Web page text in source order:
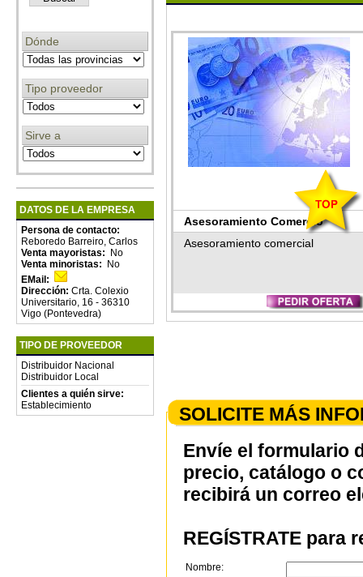
Dónde
Tipo proveedor
Sirve a
DATOS DE LA EMPRESA
Persona de contacto:
Reboredo Barreiro, Carlos
Venta mayoristas: No
Venta minoristas: No
EMail:
Dirección: Crta. Colexio
Universitario, 16 - 36310
Vigo (Pontevedra)
TIPO DE PROVEEDOR
Distribuidor Nacional
Distribuidor Local
Clientes a quién sirve:
Establecimiento
Asesoramiento Comercio
Internacional
Asesoramiento comercial
SOLICITE MÁS
Envíe el formulario
precio, catálogo o
recibirá un correo
REGÍSTRATE para
Nombre: